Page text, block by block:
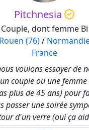
Pitchnesia
Couple, dont femme Bi
Rouen (76)/
France
voulons essayer de
couple ou une
plus de 45 ans) pour
passer une soirée
d'un verre (oui ça